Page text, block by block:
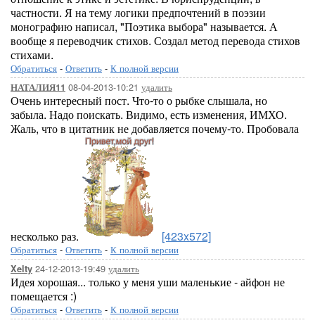
частности. Я на тему логики предпочтений в поэзии
монографию написал, "Поэтика выбора" называется. А
вообще я переводчик стихов. Создал метод перевода стихов
стихами.
Обратиться - Ответить - К полной версии
НАТАЛИЯ11 08-04-2013-10:21 удалить
Очень интересный пост. Что-то о рыбке слышала, но
забыла. Надо поискать. Видимо, есть изменения, ИМХО.
Жаль, что в цитатник не добавляется почему-то. Пробовала
несколько раз. [423x572]
Обратиться - Ответить - К полной версии
Xelty 24-12-2013-19:49 удалить
Идея хорошая... только у меня уши маленькие - айфон не
помещается :)
Обратиться - Ответить - К полной версии